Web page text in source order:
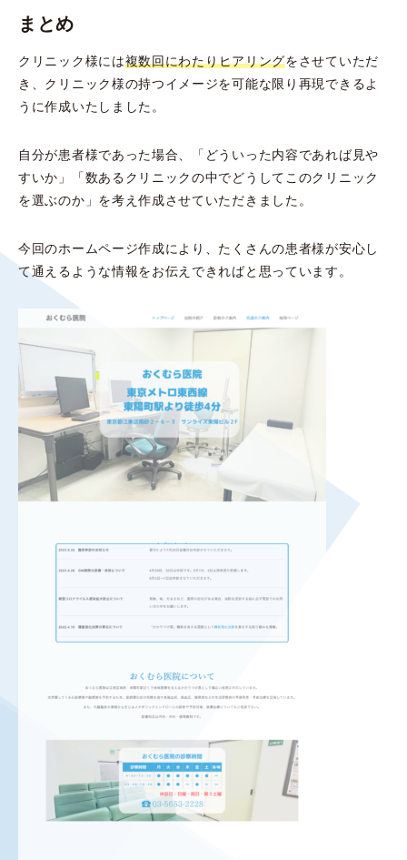
まとめ
クリニック様には複数回にわたりヒアリングをさせていただ
き、クリニック様の持つイメージを可能な限り再現できるよ
うに作成いたしました。
自分が患者様であった場合、「どういった内容であれば見や
すいか」「数あるクリニックの中でどうしてこのクリニック
を選ぶのか」を考え作成させていただきました。
今回のホームページ作成により、たくさんの患者様が安心し
て通えるような情報をお伝えできればと思っています。